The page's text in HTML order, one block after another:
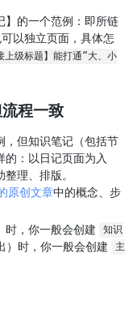
】的一个范例：即所链
以独立页面，具体怎
上级标题】能打通“大、小
程一致
，但知识笔记（包括节
：以日记页面为入
理、排版。
原创文章中的概念、步
时，你一般会创建
知识
）时，你一般会创建
主